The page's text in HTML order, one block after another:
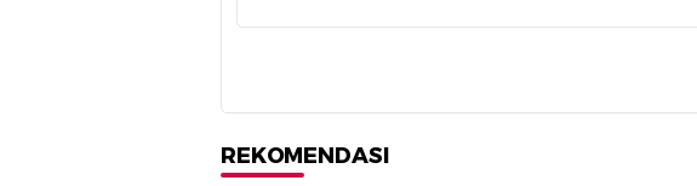
REKOMENDASI